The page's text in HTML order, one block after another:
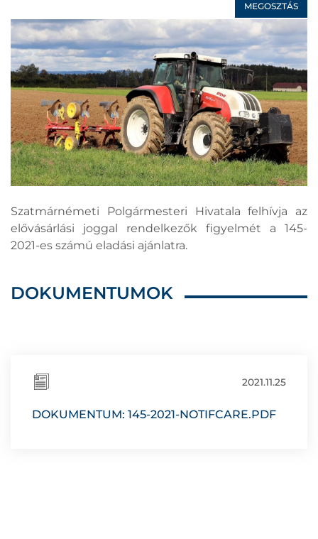
MEGOSZTÁS
Szatmárnémeti Polgármesteri Hivatala felhívja az
elővásárlási joggal rendelkezők figyelmét a 145-
2021-es számú eladási ajánlatra.
DOKUMENTUMOK
2021.11.25
DOKUMENTUM: 145-2021-NOTIFCARE.PDF